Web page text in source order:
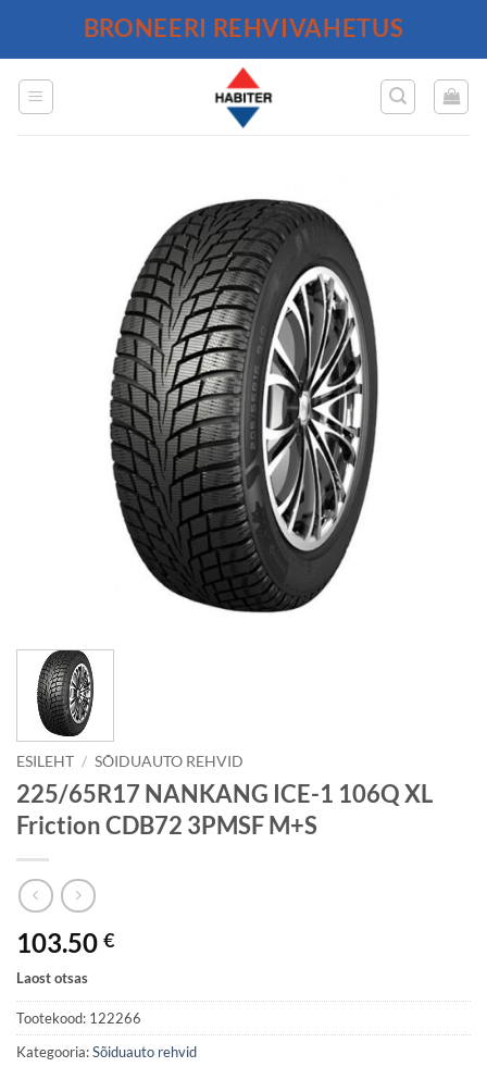
BRONEERI REHVIVAHETUS
ESILEHT / SÕIDUAUTO REHVID
225/65R17 NANKANG ICE-1 106Q XL
Friction CDB72 3PMSF M+S
103.50 €
Laost otsas
Tootekood: 122266
Kategooria:Sõiduauto rehvid